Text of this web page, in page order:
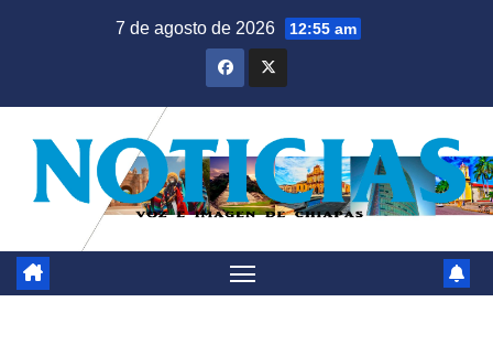
7 de agosto de 2026 12:55 am